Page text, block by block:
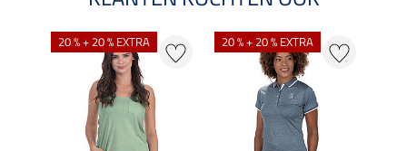
20 % + 20 % EXTRA 20 % + 20 % EXTRA